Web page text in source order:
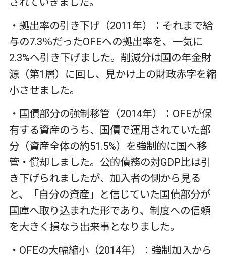
・拠出率の引き下げ（2011 年）：それまで給
与の7.3％だったOFEへの拠出率を、一気に
2.3%へ引き下げました。削減分は国の年金財
源（第1 層）に回し、見かけ上の財政赤字を縮
小させました。
・国債部分の強制移管（2014年）： OFEが保
有する資産のうち、国債で運用されていた部
分（資産全体の約51.5%）を強制的に国へ移
管・償却しました。公的債務の対GDP 比は引
き下げられましたが、加入者の側から見る
と、「自分の資産」と信じていた国債部分が
国庫へ取り込まれた形であり、制度への信頼
を大きく損なう出来事となりました。
・ OFEの大幅縮小（2014年）：強制加入から